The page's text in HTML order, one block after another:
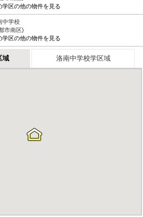
学区の他の物件を見る
中学校
市南区)
学区の他の物件を見る
域 洛南中学校学区域